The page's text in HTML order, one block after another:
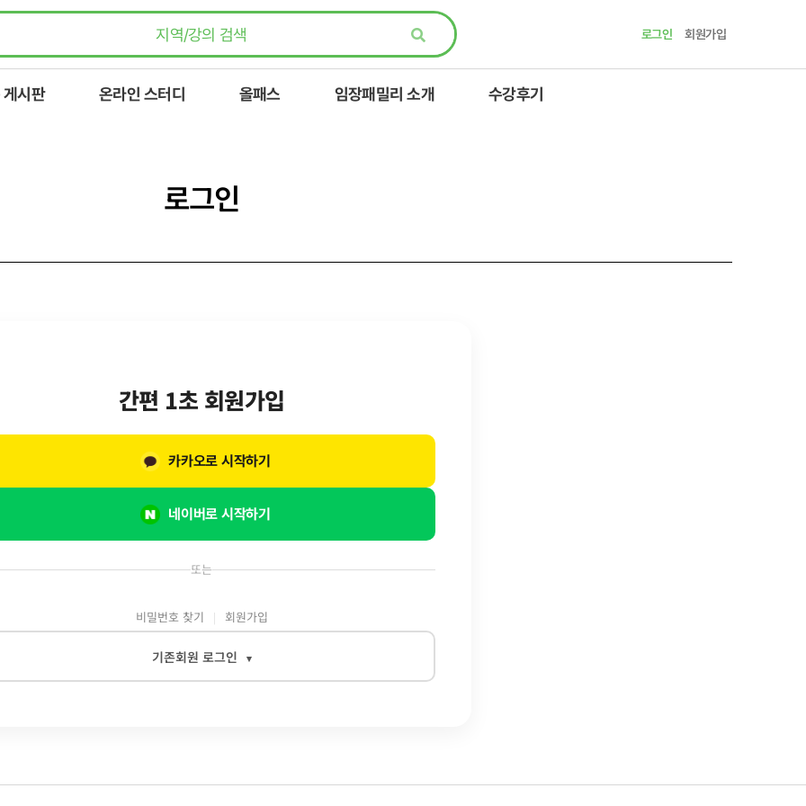
로그인 회원가입
시판 온라인 스터디 올패스 임장패밀리 소개 수강후기
로그인
또는
비밀번호 찾기 회원가입
기존회원 로그인 ▾
간편 1초 회원가입
네이버로 시작하기
카카오로 시작하기